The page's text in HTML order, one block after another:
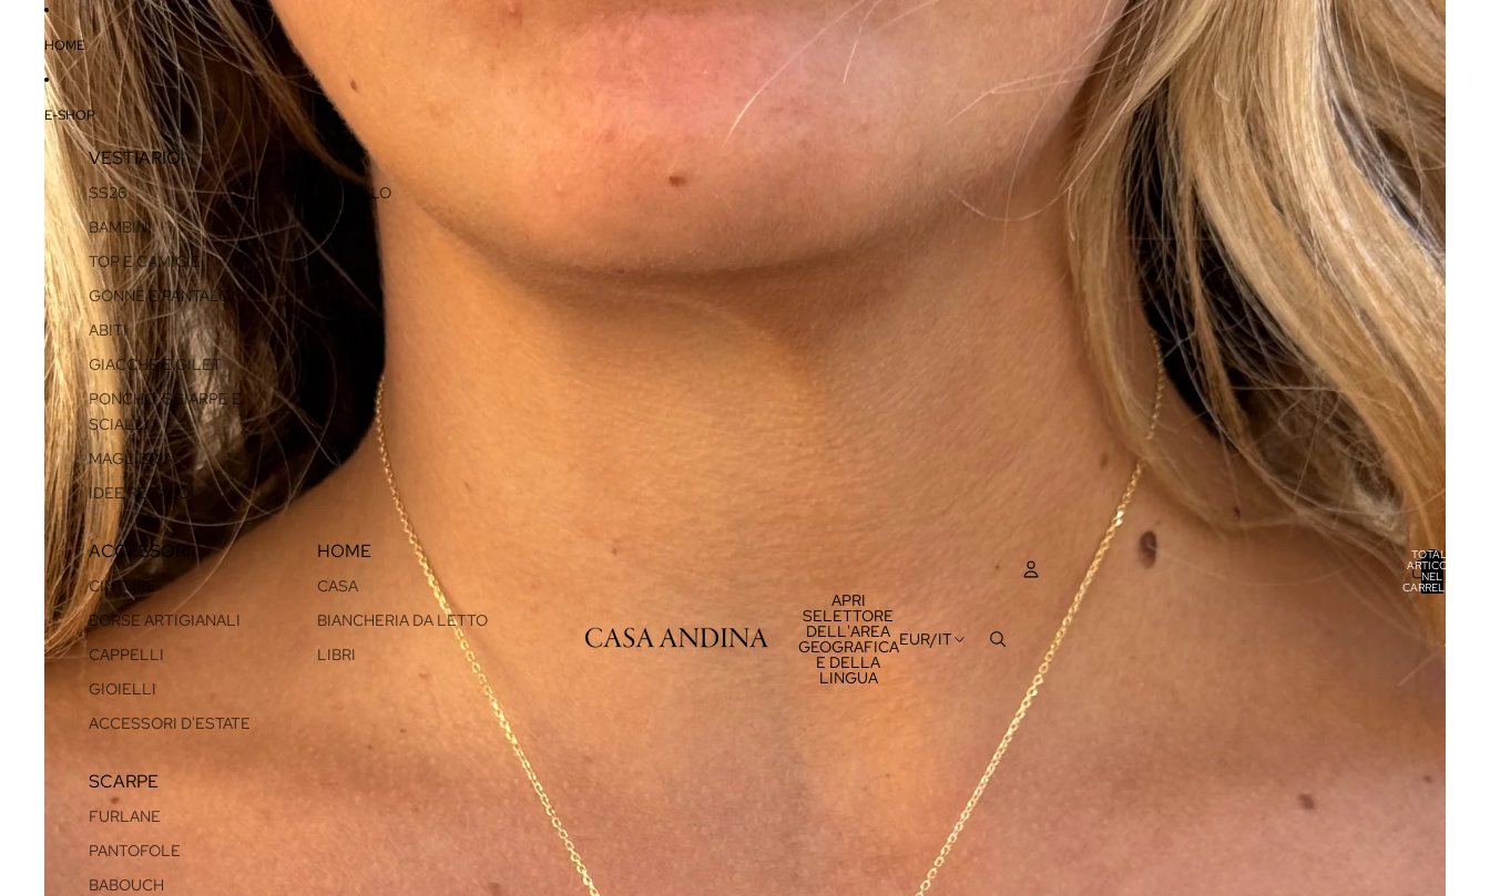
HOME
E-SHOP
VESTIARIO
SS26
BAMBINI
TOP E CAMICIE
GONNE E PANTALONI
ABITI
GIACCHE E GILET
PONCHO, SCIARPE E
SCIALLI
MAGLIERIA
IDEE REGALO
CASTELLO
SS25
ACCESSORI
CINTURE
BORSE ARTIGIANALI
CAPPELLI
GIOIELLI
ACCESSORI D'ESTATE
HOME
CASA
BIANCHERIA DA LETTO
LIBRI
SCARPE
FURLANE
PANTOFOLE
BABOUCH
APRI
SELETTORE
DELL'AREA
GEOGRAFICA
E DELLA
LINGUA
EUR/IT ACCOUNT
TOTALE
ARTICOLI
NEL
CARRELLO: